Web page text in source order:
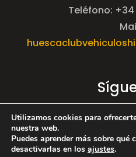
Teléfono: +34
Utilizamos cookies para
nuestra web.
Puedes aprender más sobre
desactivarlas en los ajustes.